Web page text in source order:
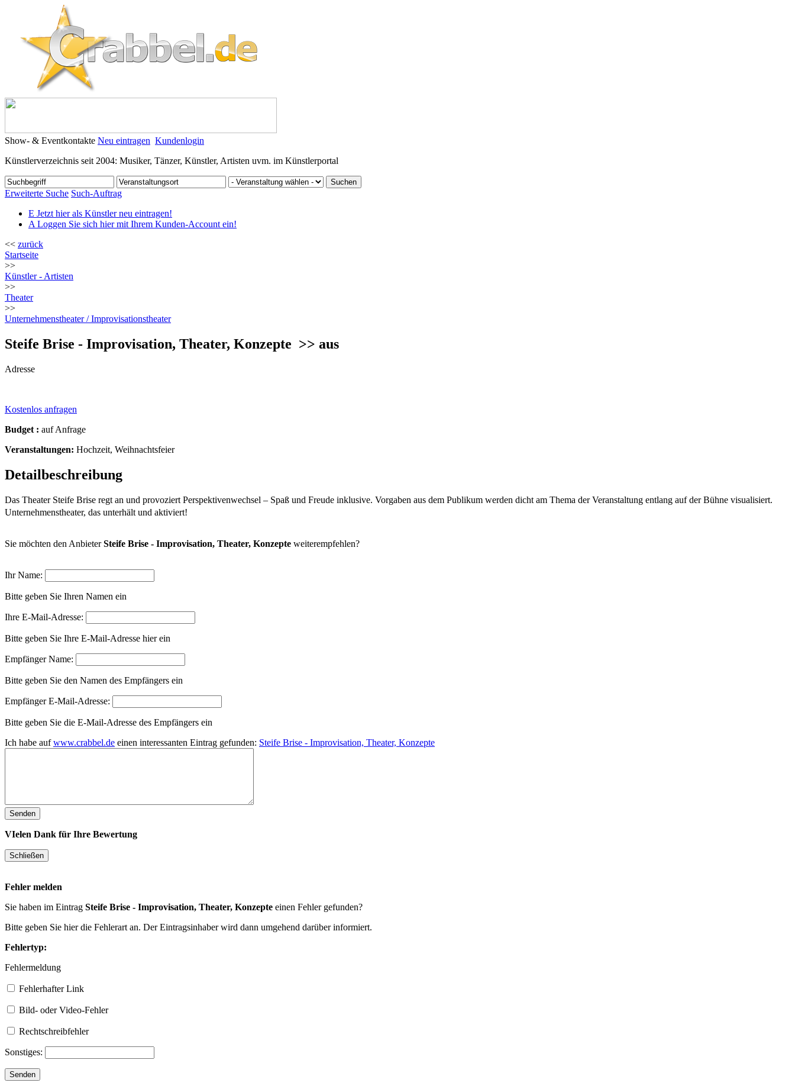
Show- & Eventkontakte Neu eintragen Kundenlogin
Künstlerverzeichnis seit 2004: Musiker, Tänzer, Künstler, Artisten uvm. im Künstlerportal
Erweiterte Suche Such-Auftrag
E Jetzt hier als Künstler neu eintragen!
A Loggen Sie sich hier mit Ihrem Kunden-Account ein!
<< zurück
Startseite
>>
Künstler - Artisten
>>
Theater
>>
Unternehmenstheater / Improvisationstheater
Steife Brise - Improvisation, Theater, Konzepte >> aus
Adresse
Kostenlos anfragen
Budget : auf Anfrage
Veranstaltungen: Hochzeit, Weihnachtsfeier
Detailbeschreibung
Das Theater Steife Brise regt an und provoziert Perspektivenwechsel – Spaß und Freude inklusive. Vorgaben aus dem Publikum werden dicht am Thema der Veranstaltung entlang auf der Bühne visualisiert.
Unternehmenstheater, das unterhält und aktiviert!
Sie möchten den AnbieterSteife Brise - Improvisation, Theater, Konzepte weiterempfehlen?
Ihr Name:
Bitte geben Sie Ihren Namen ein
Ihre E-Mail-Adresse:
Bitte geben Sie Ihre E-Mail-Adresse hier ein
Empfänger Name:
Bitte geben Sie den Namen des Empfängers ein
Empfänger E-Mail-Adresse:
Bitte geben Sie die E-Mail-Adresse des Empfängers ein
Ich habe aufwww.crabbel.de einen interessanten Eintrag gefunden: Steife Brise - Improvisation, Theater, Konzepte
VIelen Dank für Ihre Bewertung
Fehler melden
Sie haben im Eintrag Steife Brise - Improvisation, Theater, Konzepte einen Fehler gefunden?
Bitte geben Sie hier die Fehlerart an. Der Eintragsinhaber wird dann umgehend darüber informiert.
Fehlertyp:
Fehlermeldung
Fehlerhafter Link
Bild- oder Video-Fehler
Rechtschreibfehler
Sonstiges: